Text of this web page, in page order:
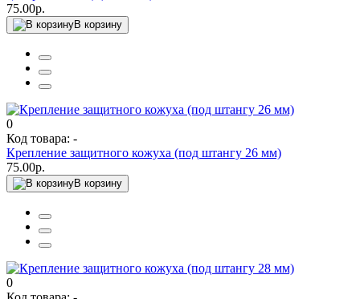
75.00р.
В корзину
0
Код товара: -
Крепление защитного кожуха (под штангу 26 мм)
75.00р.
В корзину
0